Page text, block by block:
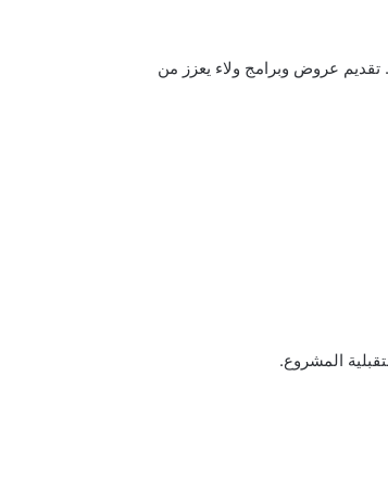
تقديم عروض وبرامج ولاء يعزز من
المشروع.